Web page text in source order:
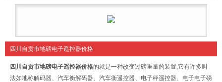
四川自贡市地磅电子遥控器价格
四川自贡市地磅电子遥控器价格的就是一种改变过磅重量的装置,它有许多叫
法如地称解码器、汽车衡解码器、汽车衡遥控器、电子秤遥控器、电子电子磅